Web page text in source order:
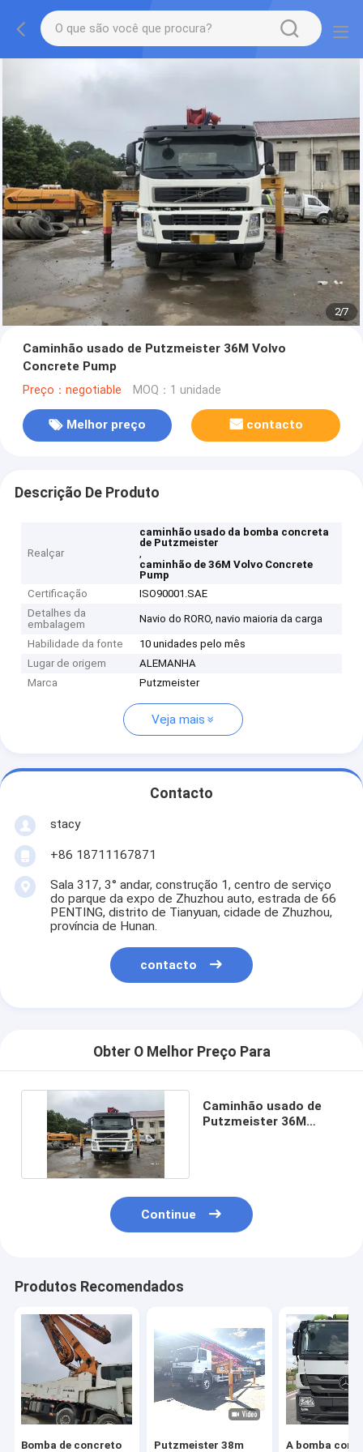
2/7
Caminhão usado de Putzmeister 36M Volvo
Concrete Pump
Preço：negotiable MOQ：1 unidade
Melhor preço contacto
Descrição De Produto
Realçar
caminhão usado da bomba concreta
de Putzmeister
,
caminhão de 36M Volvo Concrete
Pump
Certificação
ISO90001.SAE
Detalhes da
embalagem
Navio do RORO, navio maioria da carga
Habilidade da fonte
10 unidades pelo mês
Lugar de origem
ALEMANHA
Marca
Putzmeister
Veja mais
Contacto
stacy
+86 18711167871
Sala 317, 3° andar, construção 1, centro de serviço
do parque da expo de Zhuzhou auto, estrada de 66
PENTING, distrito de Tianyuan, cidade de Zhuzhou,
província de Hunan.
contacto
Obter O Melhor Preço Para
Caminhão usado de
Putzmeister 36M
Continue
Produtos Recomendados
Bomba de concreto
Putzmeister 38m
A bomba